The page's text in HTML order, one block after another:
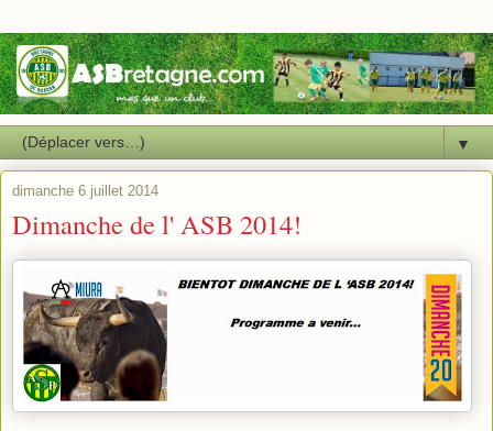
▼
dimanche 6 juillet 2014
Dimanche de l' ASB 2014!